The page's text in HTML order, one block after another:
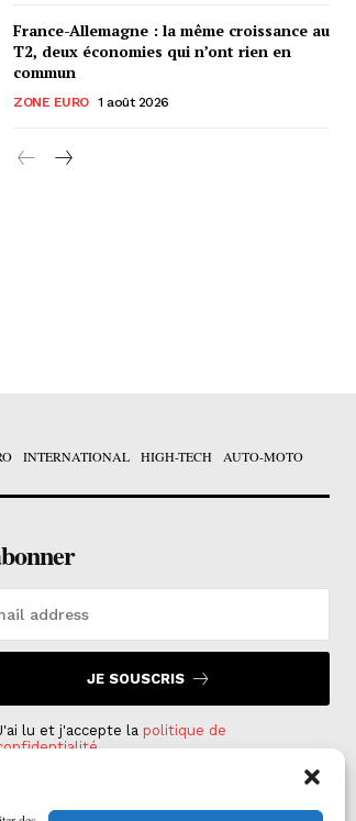
France-Allemagne : la même croissance au
T2, deux économies qui n’ont rien en
commun
ZONE EURO 1 août 2026
INTERNATIONAL HIGH-TECH AUTO-MOTO
JE SOUSCRIS
lu et j'accepte la politique de
.